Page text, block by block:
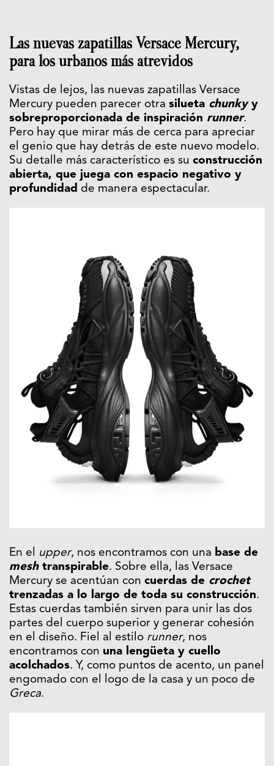
Las nuevas zapatillas Versace Mercury,
para los urbanos más atrevidos
Vistas de lejos, las nuevas zapatillas Versace
Mercury pueden parecer otra silueta chunkyy
sobreproporcionada de inspiración runner.
Pero hay que mirar más de cerca para apreciar
el genio que hay detrás de este nuevo modelo.
Su detalle más característico es su construcción
abierta, que juega con espacio negativo y
profundidad de manera espectacular.
En el upper, nos encontramos con una base de
meshtranspirable. Sobre ella, las Versace
Mercury se acentúan con cuerdas de crochet
trenzadas a lo largo de toda su construcción.
Estas cuerdas también sirven para unir las dos
partes del cuerpo superior y generar cohesión
en el diseño. Fiel al estilo runner, nos
encontramos con una lengüeta y cuello
acolchados. Y, como puntos de acento, un panel
engomado con el logo de la casa y un poco de
Greca.